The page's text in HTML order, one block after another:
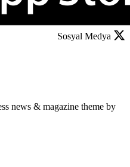
Sosyal Medya
news & magazine theme by